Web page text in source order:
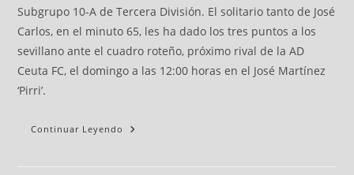
Subgrupo 10-A de Tercera División. El solitario tanto de José
Carlos, en el minuto 65, les ha dado los tres puntos a los
sevillano ante el cuadro roteño, próximo rival de la AD
Ceuta FC, el domingo a las 12:00 horas en el José Martínez
‘Pirri’.
Continuar Leyendo